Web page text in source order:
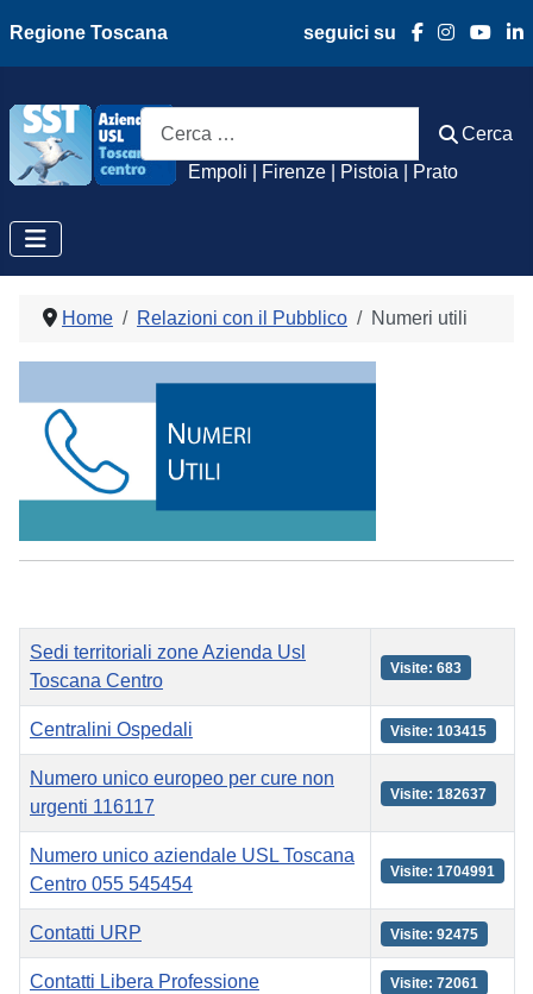
Regione Toscana seguici su
Azienda Usl
Empoli | Firenze | Pistoia | Prato
Cerca
Cerca
Home Relazioni con il Pubblico Numeri utili
Titolo Visite
Sedi territoriali zone Azienda Usl
Toscana Centro
Visite: 683
Centralini Ospedali Visite: 103415
Numero unico europeo per cure non
urgenti 116117
Visite: 182637
Numero unico aziendale USL Toscana
Centro 055 545454
Visite: 1704991
Contatti URP Visite: 92475
Contatti Libera Professione Visite: 72061